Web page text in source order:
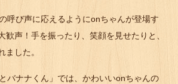
呼び声に応えるようにonちゃんが登場す
歓声！手を振ったり、笑顔を見せたりと、
ました。
バナナくん」では、かわいいonちゃんの